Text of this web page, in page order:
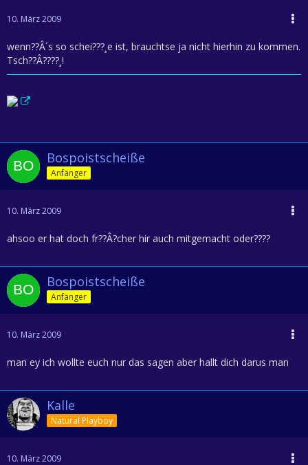
10. März 2009
wenn??Â´s so schei???¸e ist, brauchtse ja nicht hierhin zu kommen.
Tsch??Â????¸!
Bospoistscheiße
Anfänger
10. März 2009
ahsoo er hat doch fr??Â?cher hir auch mitgemacht oder????
Bospoistscheiße
Anfänger
10. März 2009
man ey ich wollte euch nur das sagen aber hallt dich darus man
Kalle
Natural Playboy
10. März 2009